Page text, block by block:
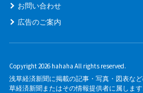
お問い合わせ
広告のご案内
Copyright 2026 hahaha All rights reserved.
浅草経済新聞に掲載の記事・写真・図表な
草経済新聞またはその情報提供者に属します